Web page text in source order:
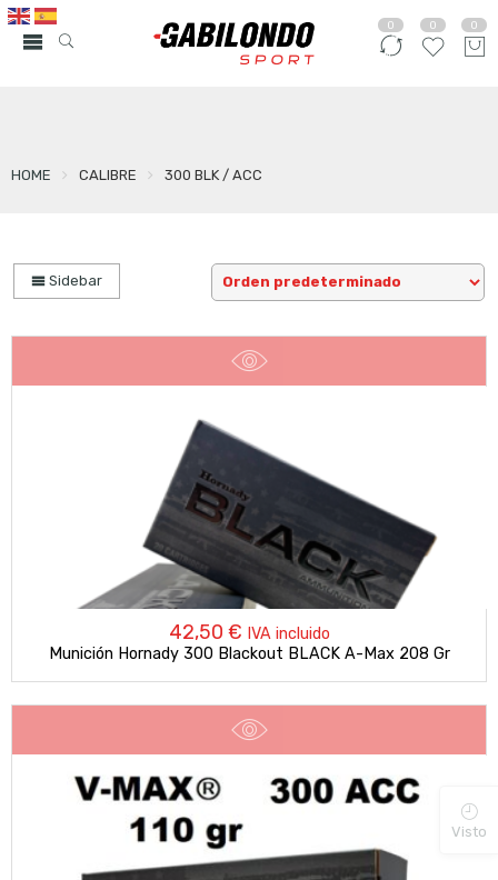
0 0 0
HOME CALIBRE 300 BLK / ACC
Sidebar
42,50 € IVA incluido
Munición Hornady 300 Blackout BLACK A-Max 208 Gr
Visto